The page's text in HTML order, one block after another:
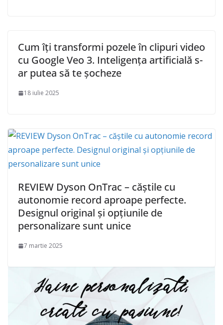
Cum îți transformi pozele în clipuri video
cu Google Veo 3. Inteligența artificială s-
ar putea să te șocheze
18 iulie 2025
REVIEW Dyson OnTrac – căștile cu
autonomie record aproape perfecte.
Designul original și opțiunile de
personalizare sunt unice
7 martie 2025